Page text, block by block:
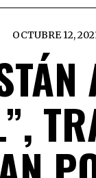
OCTUBRE 12,